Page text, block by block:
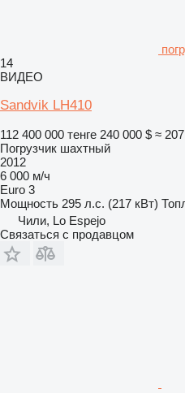
14
ВИДЕО
Sandvik LH410
112 400 000 тенге 240 000 $ ≈
Погрузчик шахтный
2012
6 000 м/ч
Euro 3
Мощность 295 л.с. (217 кВт)
Чили, Lo Espejo
Связаться с продавцом